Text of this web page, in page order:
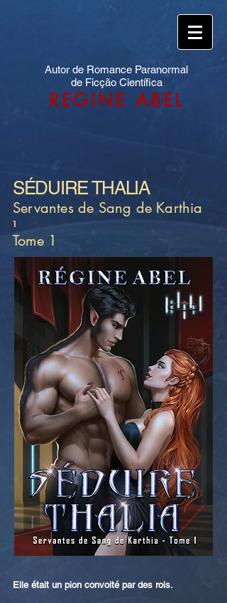
Autor de Romance Paranormal
de Ficção Científica
REGINE ABEL
SÉDUIRE THALIA
Servantes de Sang de Karthia
1
Tome 1
Elle était un pion convoité par des rois.